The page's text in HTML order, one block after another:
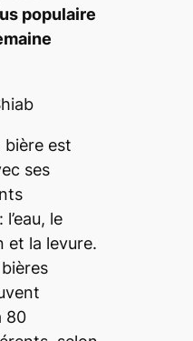
populaire
bière est
ses
le
et la levure.
80